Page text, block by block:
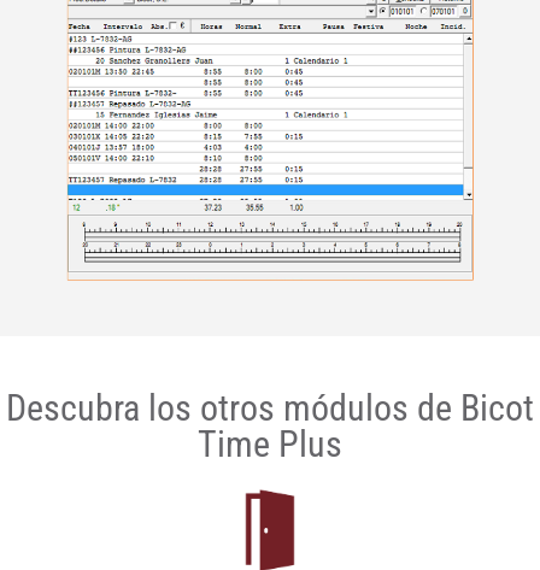
Descubra los otros módulos de Bicot
Time Plus